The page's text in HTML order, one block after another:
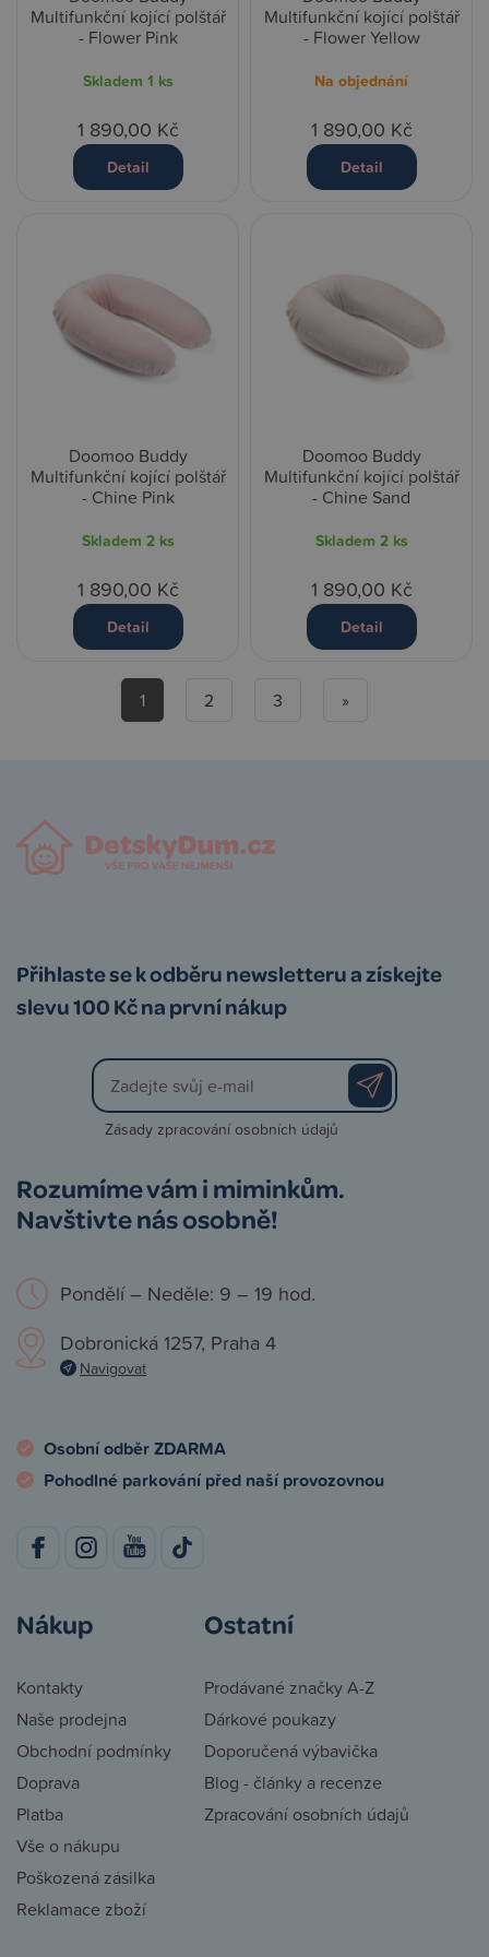
Multifunkční kojící polštář
- Flower Pink
Skladem 1 ks
1 890,00 Kč
Detail
Multifunkční kojící polštář
- Flower Yellow
Na objednání
1 890,00 Kč
Detail
Doomoo Buddy
Multifunkční kojící polštář
- Chine Pink
Skladem 2 ks
1 890,00 Kč
Detail
Doomoo Buddy
Multifunkční kojící polštář
- Chine Sand
Skladem 2 ks
1 890,00 Kč
Detail
1 2 3 »
Přihlaste se k odběru newsletteru a získejte
slevu 100 Kč na první nákup
Zásady zpracování osobních údajů
Rozumíme vám i miminkům.
Navštivte nás osobně!
Pondělí – Neděle: 9 – 19 hod.
Dobronická 1257, Praha 4
Navigovat
Osobní odběr ZDARMA
Pohodlné parkování před naší provozovnou
Nákup
Kontakty
Naše prodejna
Obchodní podmínky
Doprava
Platba
Vše o nákupu
Poškozená zásilka
Reklamace zboží
Ostatní
Prodávané značky A-Z
Dárkové poukazy
Doporučená výbavička
Blog - články a recenze
Zpracování osobních údajů